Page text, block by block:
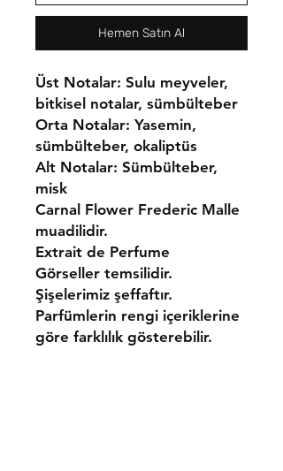
Hemen Satın Al
Üst Notalar: Sulu meyveler,
bitkisel notalar, sümbülteber
Orta Notalar: Yasemin,
sümbülteber, okaliptüs
Alt Notalar: Sümbülteber,
misk
Carnal Flower Frederic Malle
muadilidir.
Extrait de Perfume
Görseller temsilidir.
Şişelerimiz şeffaftır.
Parfümlerin rengi içeriklerine
göre farklılık gösterebilir.